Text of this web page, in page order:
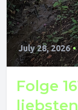
July 28, 2026 •
Folge